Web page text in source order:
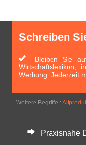
Schreiben
Bleiben Sie auf
Wirtschaftslexikon,
Werbung. Jederzeit
Weitere Begriffe :
Praxisnahe